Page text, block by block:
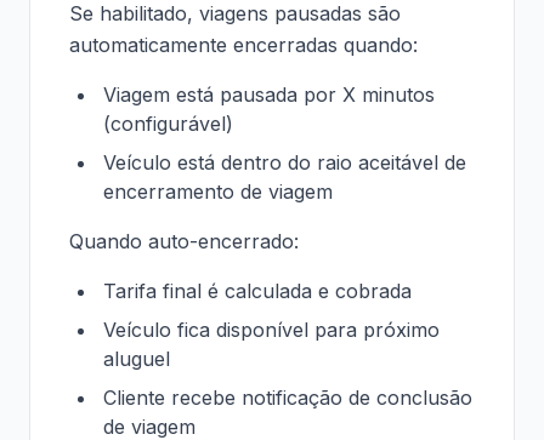
Se habilitado, viagens pausadas são
automaticamente encerradas quando:
Viagem está pausada por X minutos
(configurável)
Veículo está dentro do raio aceitável de
encerramento de viagem
Quando auto-encerrado:
Tarifa final é calculada e cobrada
Veículo fica disponível para próximo
aluguel
Cliente recebe notificação de conclusão
de viagem